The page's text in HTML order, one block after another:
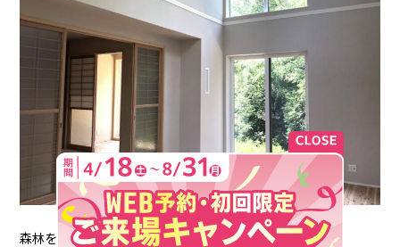
森林を望む窓側には縁側のような板間を設けました。